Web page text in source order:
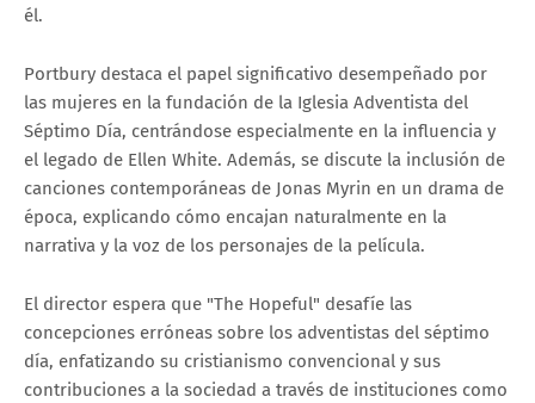
él.
Portbury destaca el papel significativo desempeñado por
las mujeres en la fundación de la Iglesia Adventista del
Séptimo Día, centrándose especialmente en la influencia y
el legado de Ellen White. Además, se discute la inclusión de
canciones contemporáneas de Jonas Myrin en un drama de
época, explicando cómo encajan naturalmente en la
narrativa y la voz de los personajes de la película.
El director espera que "The Hopeful" desafíe las
concepciones erróneas sobre los adventistas del séptimo
día, enfatizando su cristianismo convencional y sus
contribuciones a la sociedad a través de instituciones como